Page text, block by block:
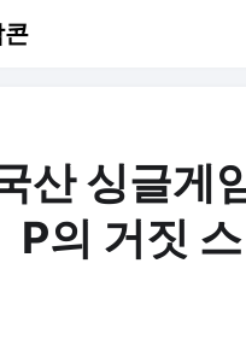
산 싱글게
P의 거짓